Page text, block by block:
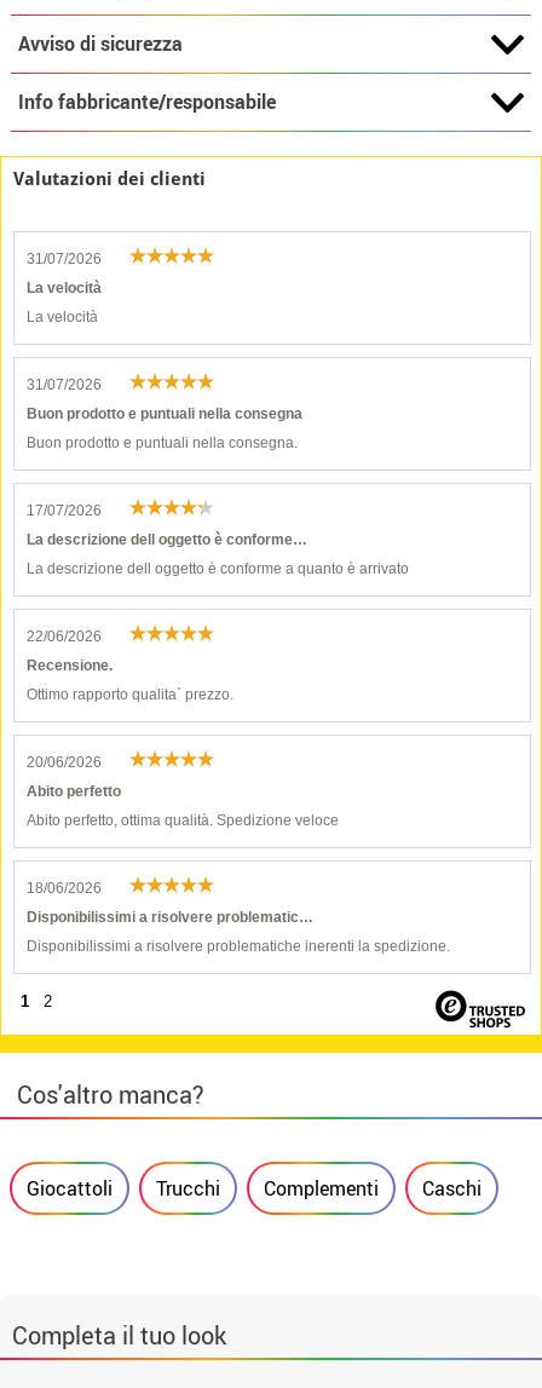
Avviso di sicurezza
Info fabbricante/responsabile
Valutazioni dei clienti
31/07/2026
La velocità
La velocità
31/07/2026
Buon prodotto e puntuali nella consegna
Buon prodotto e puntuali nella consegna.
17/07/2026
La descrizione dell oggetto è conforme…
La descrizione dell oggetto è conforme a quanto è arrivato
22/06/2026
Recensione.
Ottimo rapporto qualita` prezzo.
20/06/2026
Abito perfetto
Abito perfetto, ottima qualità. Spedizione veloce
18/06/2026
Disponibilissimi a risolvere problematic…
Disponibilissimi a risolvere problematiche inerenti la spedizione.
1 2
Cos'altro manca?
Giocattoli Trucchi Complementi Caschi
Completa il tuo look